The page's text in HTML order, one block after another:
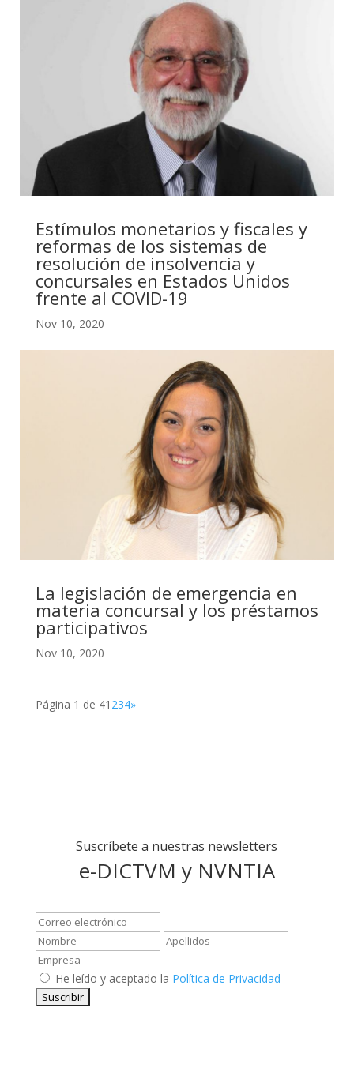
Estímulos monetarios y fiscales y
reformas de los sistemas de
resolución de insolvencia y
concursales en Estados Unidos
frente al COVID-19
Nov 10, 2020
La legislación de emergencia en
materia concursal y los préstamos
participativos
Nov 10, 2020
Página 1 de 41 234»
Suscríbete a nuestras newsletters
e-DICTVM y NVNTIA
He leído y aceptado la Política de Privacidad